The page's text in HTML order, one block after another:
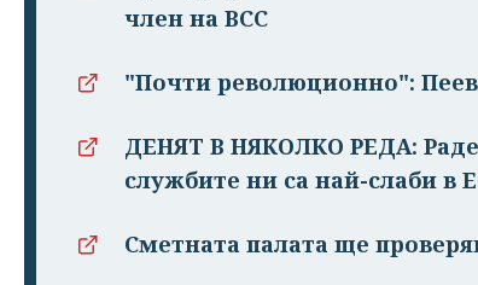
член на ВСС
"Почти революционно":
ДЕНЯТ В НЯКОЛКО РЕДА:
службите ни са най-слаби в
Сметната палата ще